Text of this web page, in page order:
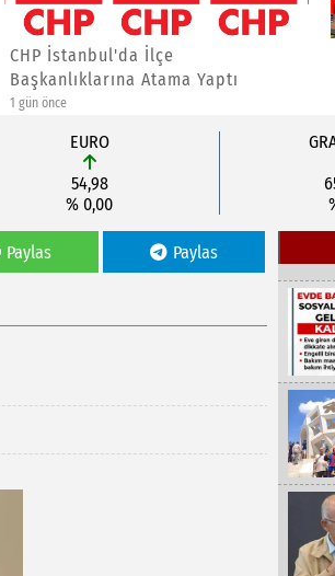
Asiad Genel Başkanı Yücel
Yalçınkaya'ya Yeni Görev
EURO
54,98
% 0,00
Paylas Paylas